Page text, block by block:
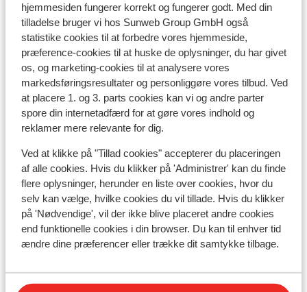
hjemmesiden fungerer korrekt og fungerer godt. Med din
tilladelse bruger vi hos Sunweb Group GmbH også
statistike cookies til at forbedre vores hjemmeside,
præference-cookies til at huske de oplysninger, du har givet
os, og marketing-cookies til at analysere vores
markedsføringsresultater og personliggøre vores tilbud. Ved
at placere 1. og 3. parts cookies kan vi og andre parter
spore din internetadfærd for at gøre vores indhold og
reklamer mere relevante for dig.
Ved at klikke på "Tillad cookies" accepterer du placeringen
af alle cookies. Hvis du klikker på 'Administrer' kan du finde
flere oplysninger, herunder en liste over cookies, hvor du
selv kan vælge, hvilke cookies du vil tillade. Hvis du klikker
på 'Nødvendige', vil der ikke blive placeret andre cookies
end funktionelle cookies i din browser. Du kan til enhver tid
ændre dine præferencer eller trække dit samtykke tilbage.
Skileje
Andre overnatningssteder i Alpe
d'Huez Grand Domaine Ski
Résidence Daria-I Nor
Hotel Au Chamois d'Or
Hotel Daria-I Nor
Hotel Le Castillan
Village Club du Soleil Oz en Oisans